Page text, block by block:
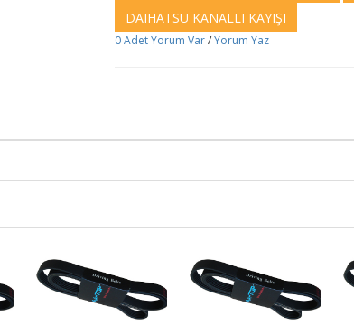
DAIHATSU KANALLI KAYIŞI
0 Adet Yorum Var/Yorum Yaz